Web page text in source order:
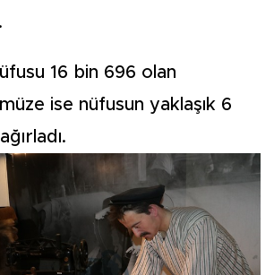
16 bin 696 olan
müze ise nüfusun yaklaşık 6